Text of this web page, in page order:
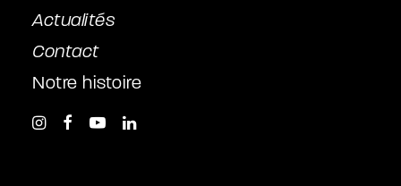
Actualités
Contact
Notre histoire